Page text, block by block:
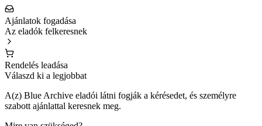
Ajánlatok fogadása
Az eladók felkeresnek
Rendelés leadása
Válaszd ki a legjobbat
A(z) Blue Archive eladói látni fogják a kérésedet, és személyre
szabott ajánlattal keresnek meg.